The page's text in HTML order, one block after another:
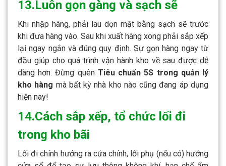
13.Luôn gọn gàng và sạch sẽ
Khi nhập hàng, phải lau dọn mặt bằng sạch sẽ trước
khi đưa hàng vào. Sau khi xuất hàng xong phải sắp xếp
lại ngay ngắn và đúng quy định. Sự gọn hàng ngay từ
đầu giúp cho quá trình vận hành kho về sau được dễ
dàng hơn. Đừng quên Tiêu chuẩn 5S trong quản lý
kho hàng mà bất kỳ nhà kho nào cũng đang áp dụng
hiện nay!
14.Cách sắp xếp, tổ chức lối đi
trong kho bãi
Lối đi chính hướng ra cửa chính, lối phụ (nếu có) hướng